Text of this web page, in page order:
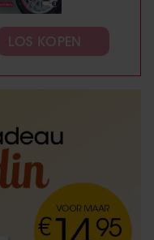
LOS KOPEN